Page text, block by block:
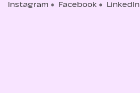
Instagram Facebook LinkedIn